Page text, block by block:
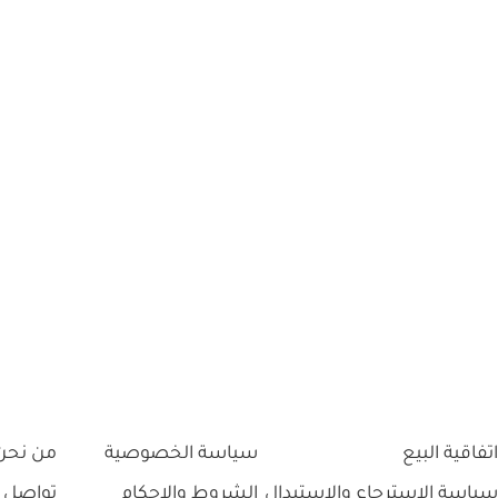
اتفاقية البيع
سياسة الخصوصية
من